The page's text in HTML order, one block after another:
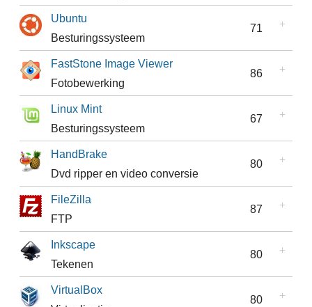
Ubuntu
Besturingssysteem
71
FastStone Image Viewer
Fotobewerking
86
Linux Mint
Besturingssysteem
67
HandBrake
Dvd ripper en video conversie
80
FileZilla
FTP
87
Inkscape
Tekenen
80
VirtualBox
80